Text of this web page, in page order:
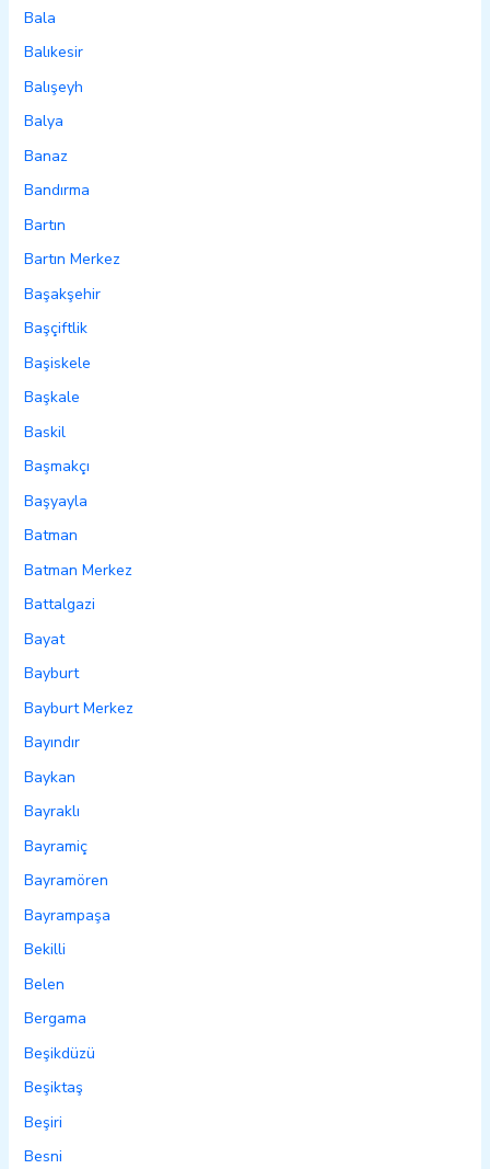
Bala
Balıkesir
Balışeyh
Balya
Banaz
Bandırma
Bartın
Bartın Merkez
Başakşehir
Başçiftlik
Başiskele
Başkale
Baskil
Başmakçı
Başyayla
Batman
Batman Merkez
Battalgazi
Bayat
Bayburt
Bayburt Merkez
Bayındır
Baykan
Bayraklı
Bayramiç
Bayramören
Bayrampaşa
Bekilli
Belen
Bergama
Beşikdüzü
Beşiktaş
Beşiri
Besni